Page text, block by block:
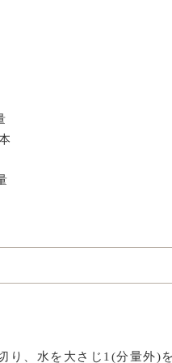
り、水を大さじ1(分量外)